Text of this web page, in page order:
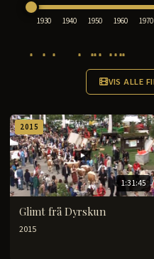
1930 1940 1950 1960 1970
VIS ALLE
2015
1:31:45
Glimt frå Dyrskun
2015